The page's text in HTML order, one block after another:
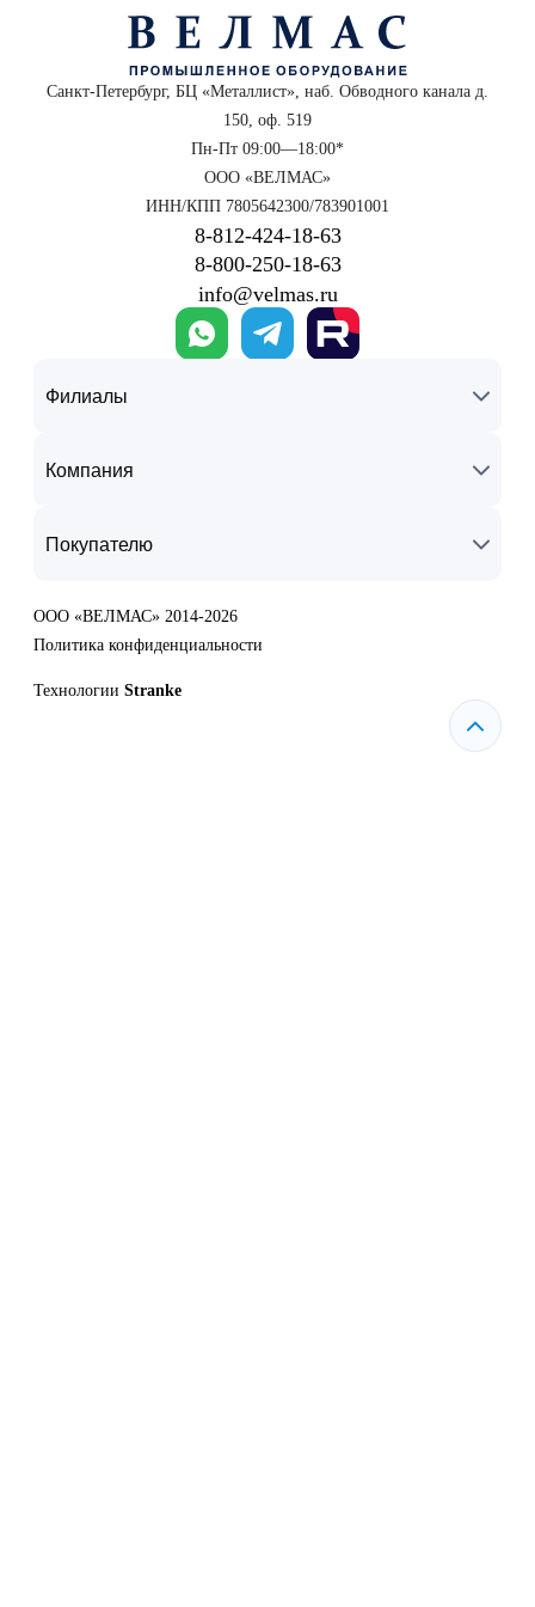
Санкт-Петербург, БЦ «Металлист», наб. Обводного канала д.
150, оф. 519
Пн-Пт 09:00—18:00*
ООО «ВЕЛМАС»
ИНН/КПП 7805642300/783901001
8‑812‑424‑18‑63
8‑800‑250‑18‑63
info@velmas.ru
Филиалы
Компания
Покупателю
ООО «ВЕЛМАС» 2014-2026
Политика конфиденциальности
Технологии Stranke